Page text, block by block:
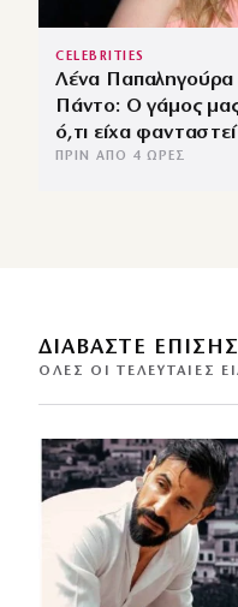
CELEBRITIES
Λένα Παπαληγούρα
Πάντο: Ο γάμος μας
ό,τι είχα φανταστεί
ΠΡΙΝ ΑΠΌ 4 ΏΡΕΣ
ΔΙΑΒΑΣΤΕ ΕΠΙΣΗΣ
ΌΛΕΣ ΟΙ ΤΕΛΕΥΤΑΊΕΣ